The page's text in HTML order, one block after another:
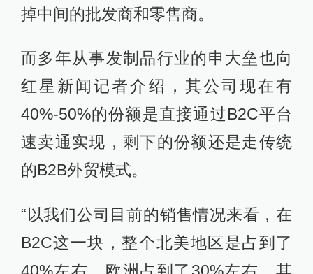
掉中间的批发商和零售商。
而多年从事发制品行业的申大垒也向
红星新闻记者介绍，其公司现在有
40%-50%的份额是直接通过B2C平台
速卖通实现，剩下的份额还是走传统
的B2B外贸模式。
“以我们公司目前的销售情况来看，在
B2C这一块，整个北美地区是占到了